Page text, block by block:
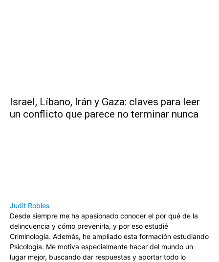
Israel, Líbano, Irán y Gaza: claves para leer
un conflicto que parece no terminar nunca
Judit Robles
Desde siempre me ha apasionado conocer el por qué de la
delincuencia y cómo prevenirla, y por eso estudié
Criminología. Además, he ampliado esta formación estudiando
Psicología. Me motiva especialmente hacer del mundo un
lugar mejor, buscando dar respuestas y aportar todo lo